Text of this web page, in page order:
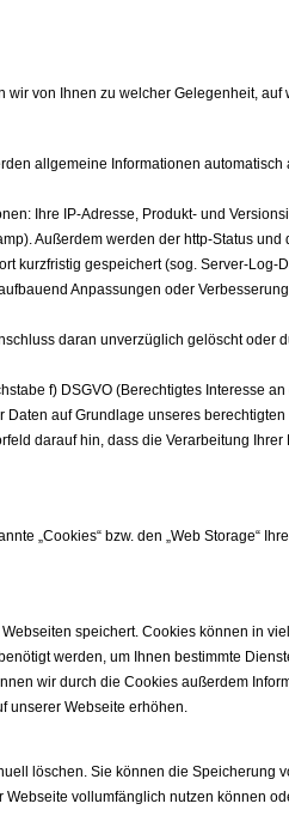
von Ihnen zu welcher Gelegenheit,
allgemeine Informationen
Ihre IP-Adresse, Produkt- und
Außerdem werden der http-Status
kurzfristig gespeichert (sog. Server-
Anpassungen oder
daran unverzüglich gelöscht
f) DSGVO (Berechtigtes
auf Grundlage unseres
darauf hin, dass die Verarbeitung
„Cookies“ bzw. den „Web Storage“
speichert. Cookies können in
werden, um Ihnen bestimmte
wir durch die Cookies außerdem
unserer Webseite erhöhen.
löschen. Sie können die
vollumfänglich nutzen können